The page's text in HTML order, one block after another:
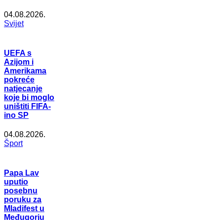
04.08.2026.
Svijet
UEFA s
Azijom i
Amerikama
pokreće
natjecanje
koje bi moglo
uništiti FIFA-
ino SP
04.08.2026.
Šport
Papa Lav
uputio
posebnu
poruku za
Mladifest u
Međugorju